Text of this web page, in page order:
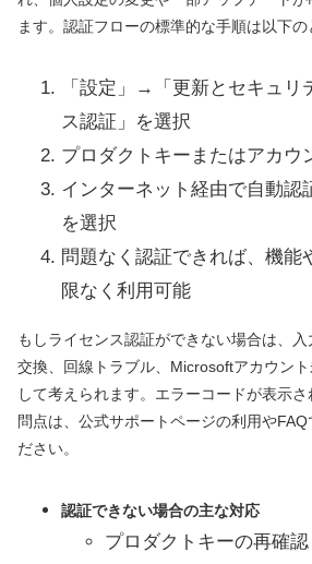
ます。認証フローの標準的な手順は以下の
「設定」→「更新とセキュ
ス認証」を選択
プロダクトキーまたはアカウ
インターネット経由で自動認
を選択
問題なく認証できれば、機能
限なく利用可能
もしライセンス認証ができない場合は、
交換、回線トラブル、Microsoftアカウン
して考えられます。エラーコードが表示
問点は、公式サポートページの利用やFAQ
ださい。
認証できない場合の主な対応
プロダクトキーの再確